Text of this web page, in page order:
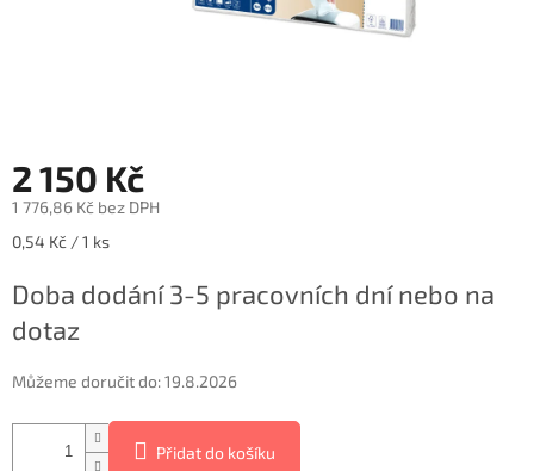
2 150 Kč
1 776,86 Kč bez DPH
Měrná
0,54 Kč / 1 ks
Doba dodání 3-5 pracovních dní nebo na
dotaz
Můžeme doručit do:19.8.2026
Přidat do košíku